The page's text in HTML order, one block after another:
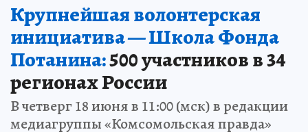
Крупнейшая волонтерская
инициатива — Школа Фонда
Потанина:500 участников в 34
регионах России
В четверг 18 июня в 11:00 (мск) в редакции
медиагруппы «Комсомольская правда»